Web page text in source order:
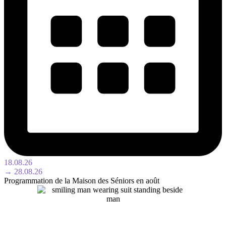
18.08.26
→ 28.08.26
Programmation de la Maison des Séniors en août